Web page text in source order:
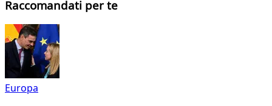
Raccomandati per te
Europa